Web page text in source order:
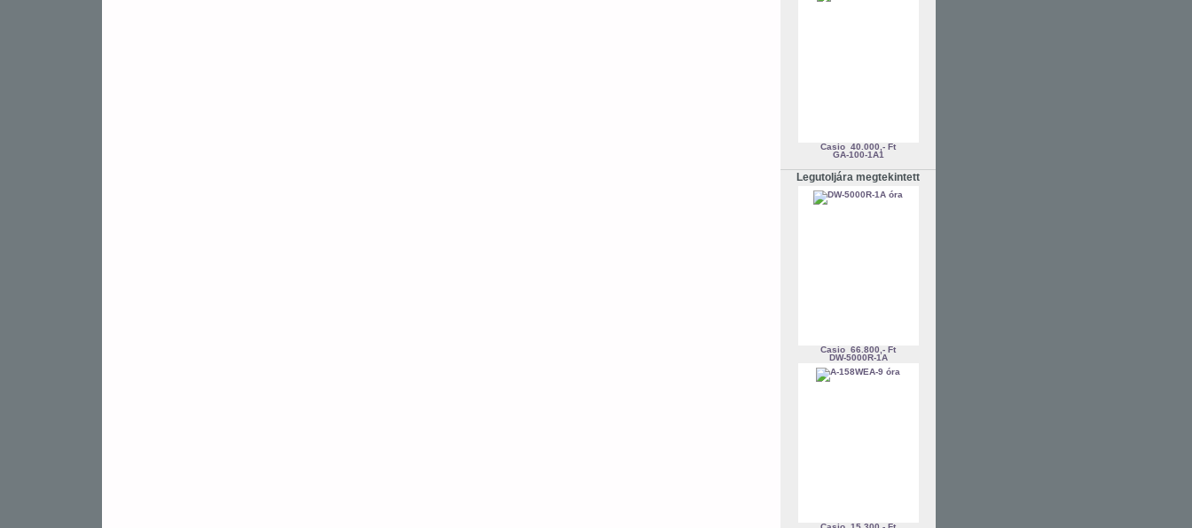
Casio 40.000,- Ft
GA-100-1A1
Legutoljára megtekintett
Casio 66.800,- Ft
DW-5000R-1A